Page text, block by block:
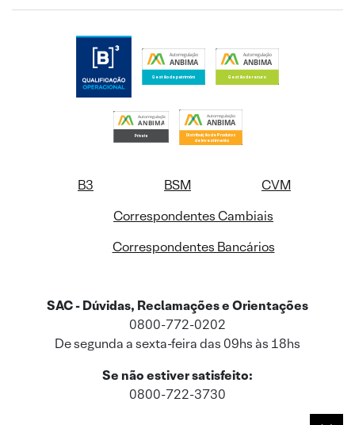
B3 BSM
CVM
Correspondentes Cambiais
Correspondentes Bancários
SAC - Dúvidas, Reclamações e Orientações
0800-772-0202
De segunda a sexta-feira das 09hs às 18hs
Se não estiver satisfeito:
0800-722-3730